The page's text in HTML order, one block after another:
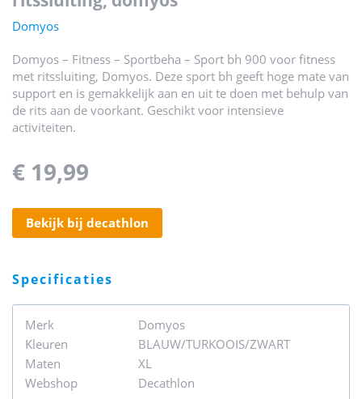
Domyos
Domyos – Fitness – Sportbeha – Sport bh 900 voor fitness
met ritssluiting, Domyos. Deze sport bh geeft hoge mate van
support en is gemakkelijk aan en uit te doen met behulp van
de rits aan de voorkant. Geschikt voor intensieve
activiteiten.
€ 19,99
bekijk bij decathlon
specificaties
Merk
Domyos
Kleuren
BLAUW/TURKOOIS/ZWART
Maten
XL
Webshop
Decathlon